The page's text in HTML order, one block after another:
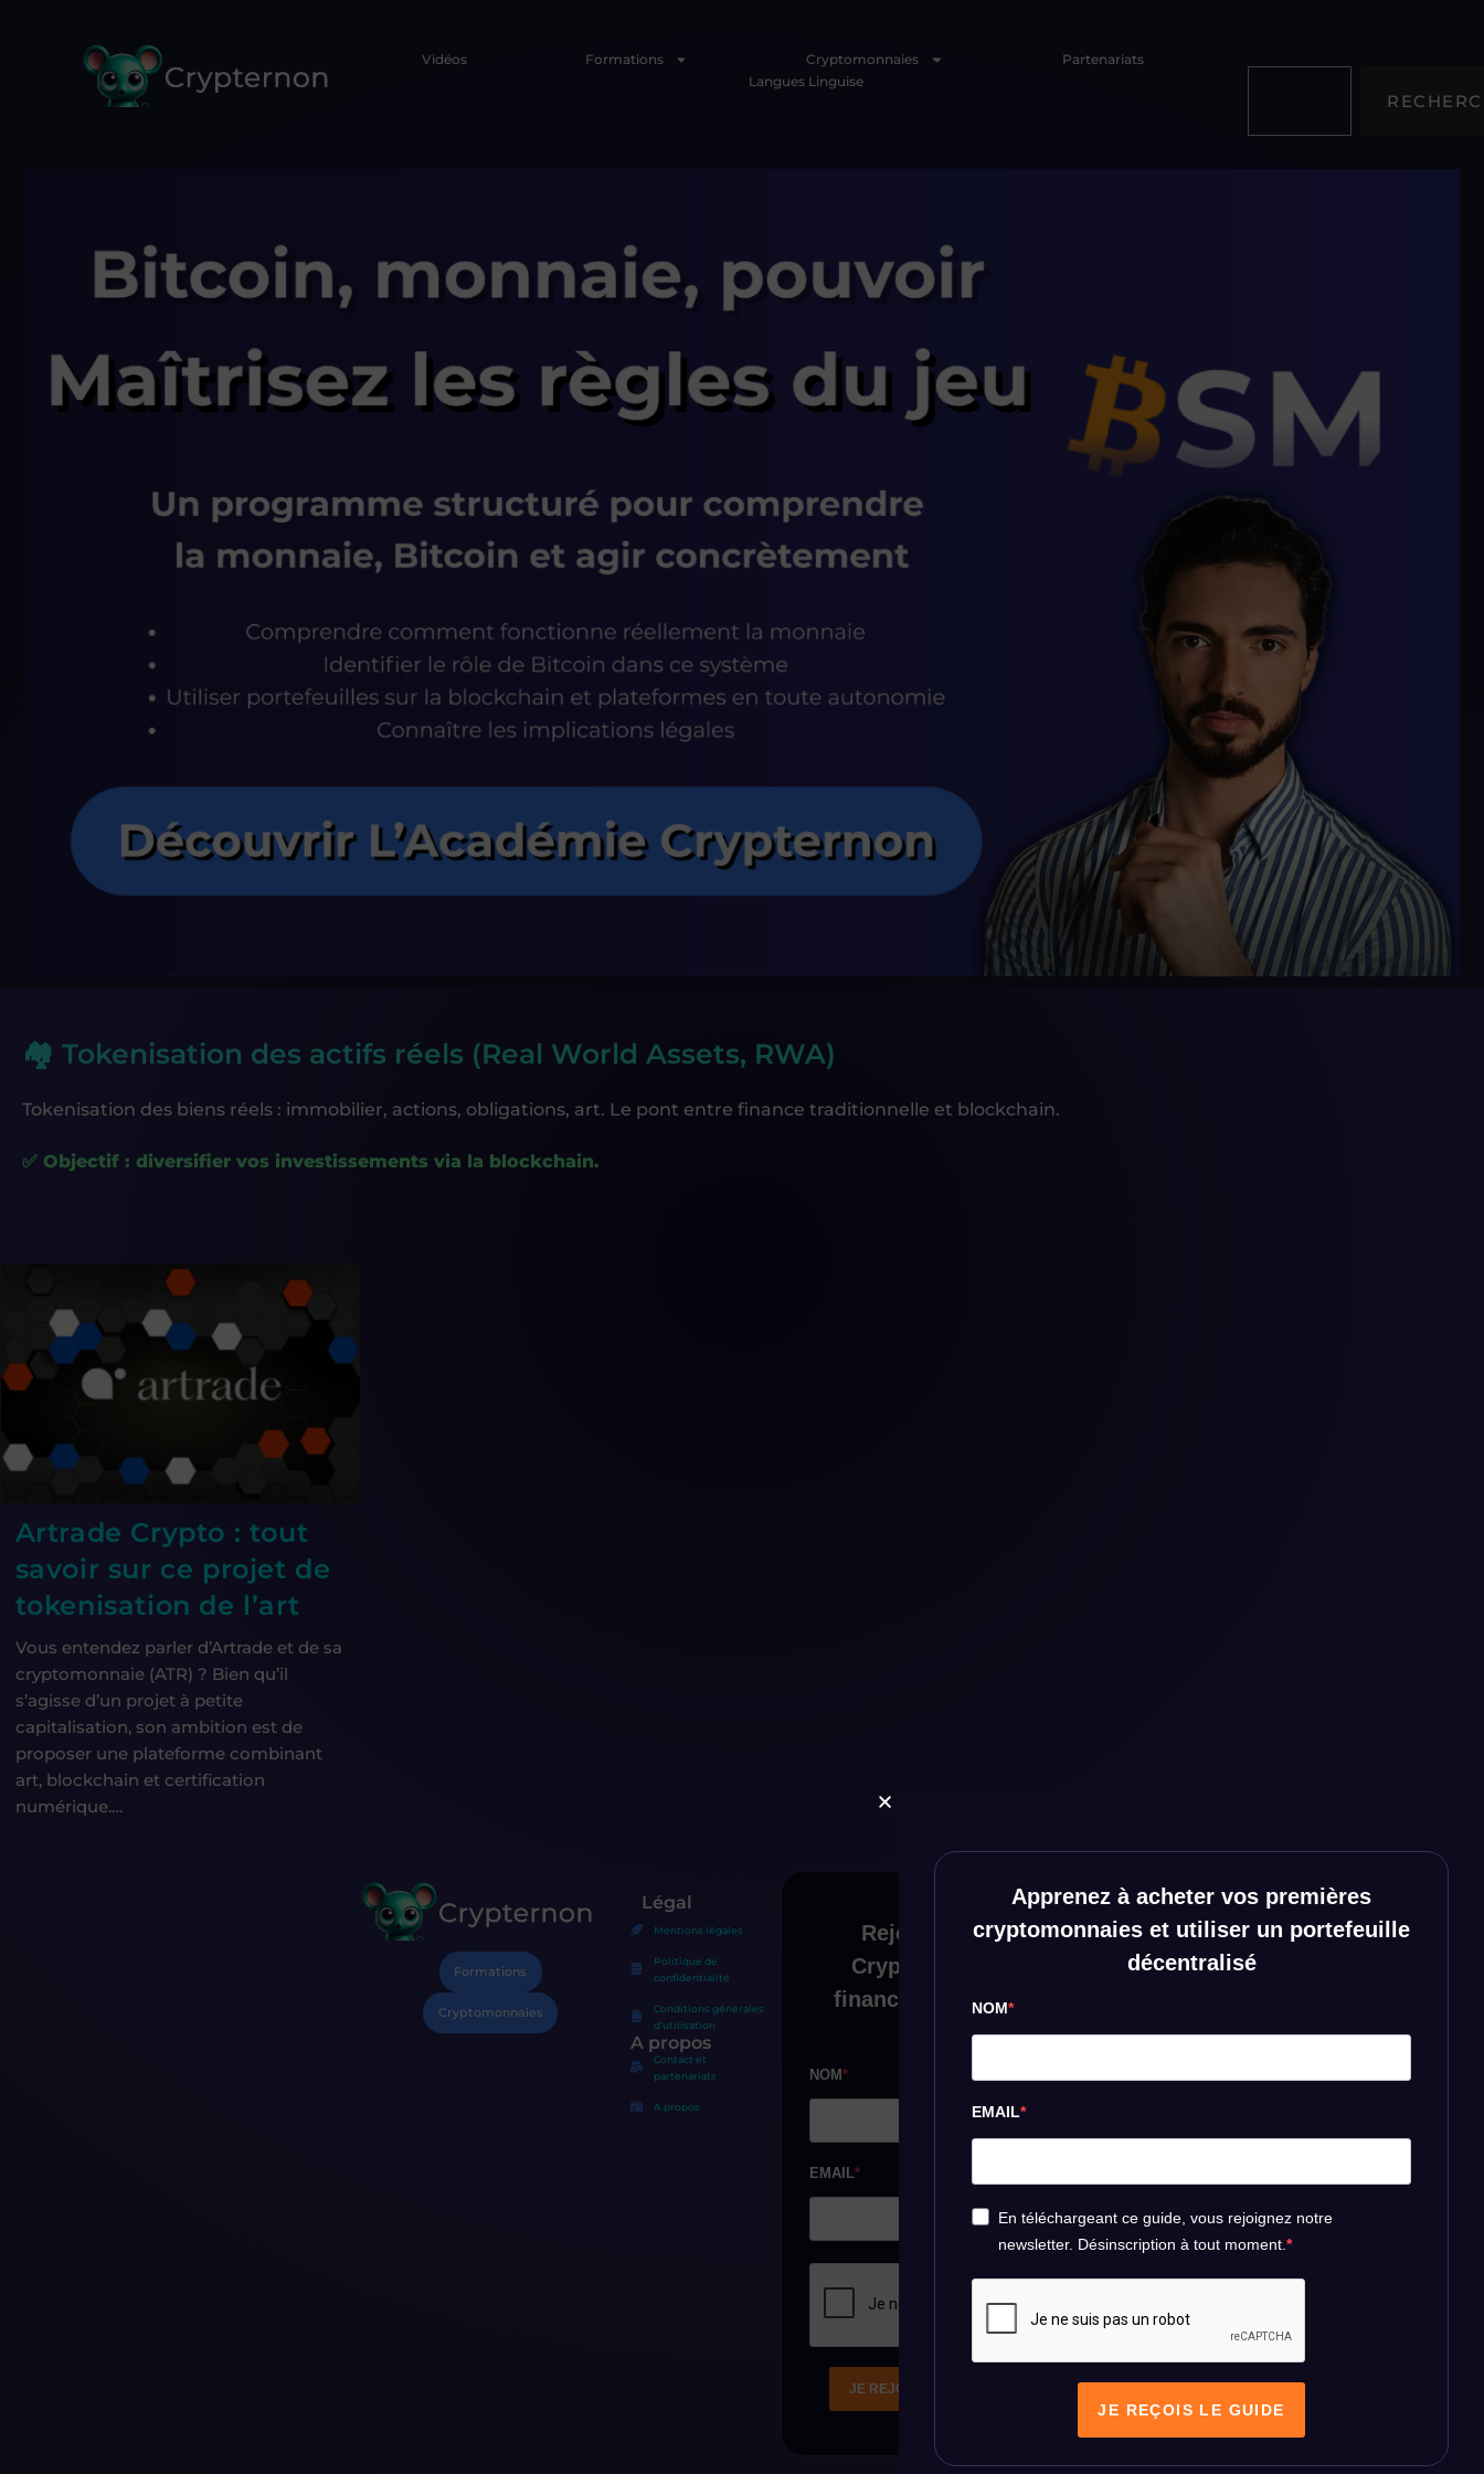
Vidéos Formations Cryptomonnaies
Partenariats
Langues Linguise
🏘️ Tokenisation des actifs réels (Real World Assets, RWA)
Tokenisation des biens réels : immobilier, actions, obligations, art. Le pont entre finance traditionnelle et blockchain.
✅ Objectif : diversifier vos investissements via la blockchain.
Artrade Crypto : tout
savoir sur ce projet de
tokenisation de l’art
Vous entendez parler d’Artrade et de sa
cryptomonnaie (ATR) ? Bien qu’il
s’agisse d’un projet à petite
capitalisation, son ambition est de
proposer une plateforme combinant
art, blockchain et certification
numérique.…
Formations
Cryptomonnaies
Légal
Mentions légales
Politique de
confidentialité
Conditions générales
d'utilisation
A propos
Contact et
partenariats
A propos
Réseaux sociaux
Apprenez à acheter vos premières
cryptomonnaies et utiliser un portefeuille
décentralisé
NOM
EMAIL
En téléchargeant ce guide, vous rejoignez notre
newsletter. Désinscription à tout moment.
JE REÇOIS LE GUIDE